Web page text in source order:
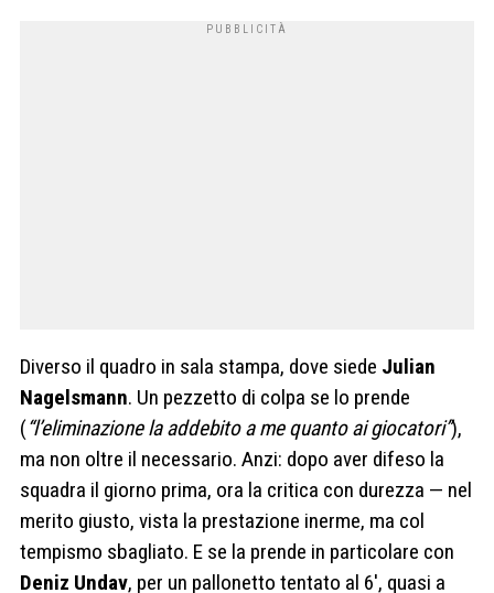
Diverso il quadro in sala stampa, dove siede Julian
Nagelsmann. Un pezzetto di colpa se lo prende
(“l’eliminazione la addebito a me quanto ai giocatori”),
ma non oltre il necessario. Anzi: dopo aver difeso la
squadra il giorno prima, ora la critica con durezza — nel
merito giusto, vista la prestazione inerme, ma col
tempismo sbagliato. E se la prende in particolare con
Deniz Undav, per un pallonetto tentato al 6′, quasi a